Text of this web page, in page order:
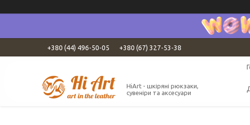
+380 (44) 496-50-05 +380 (67) 327-53-38
HiArt - шкіряні рюкзаки,
сувеніри та аксесуари